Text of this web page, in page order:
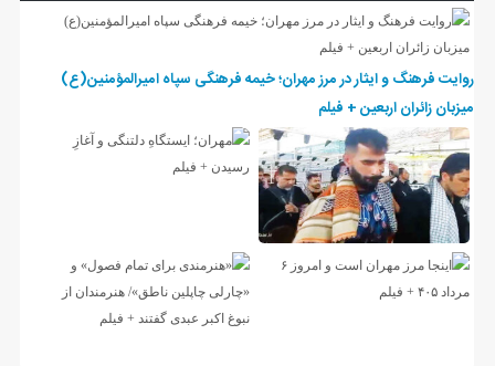
روایت فرهنگ و ایثار در مرز مهران؛ خیمه فرهنگی سپاه امیرالمؤمنین(ع)
میزبان زائران اربعین + فیلم